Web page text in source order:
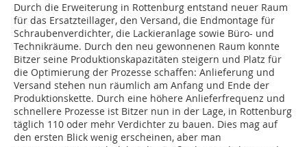
Durch die Erweiterung in Rottenburg entstand neuer Raum
für das Ersatzteillager, den Versand, die Endmontage für
Schraubenverdichter, die Lackieranlage sowie Büro- und
Technikräume. Durch den neu gewonnenen Raum konnte
Bitzer seine Produktionskapazitäten steigern und Platz für
die Optimierung der Prozesse schaffen: Anlieferung und
Versand stehen nun räumlich am Anfang und Ende der
Produktionskette. Durch eine höhere Anlieferfrequenz und
schnellere Prozesse ist Bitzer nun in der Lage, in Rottenburg
täglich 110 oder mehr Verdichter zu bauen. Dies mag auf
den ersten Blick wenig erscheinen, aber man